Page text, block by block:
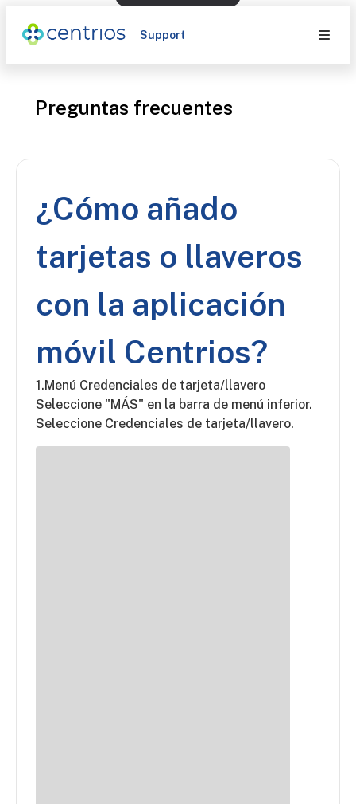
Support
Preguntas frecuentes
¿Cómo añado
tarjetas o llaveros
con la aplicación
móvil Centrios?
1.Menú Credenciales de tarjeta/llavero
Seleccione "MÁS" en la barra de menú inferior.
Seleccione Credenciales de tarjeta/llavero.